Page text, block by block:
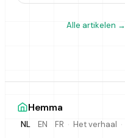
Alle artikelen →
Hemma
NL EN FR · Het verhaal ·